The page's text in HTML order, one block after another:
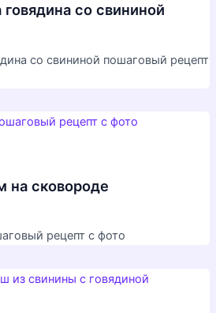
со свининой
со свининой пошаговый рецепт
на сковороде
рецепт с фото